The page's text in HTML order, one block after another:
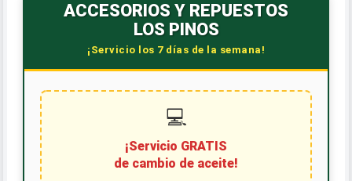
ACCESORIOS Y REPUESTOS
LOS PINOS
¡Servicio los 7 días de la semana!
💻
de cambio de aceite!